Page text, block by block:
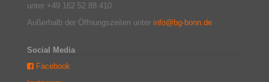
unter +49 162 52 88 410
Außerhalb der Öffnungszeiten unter info@bg-bonn.de
Social Media
Facebook